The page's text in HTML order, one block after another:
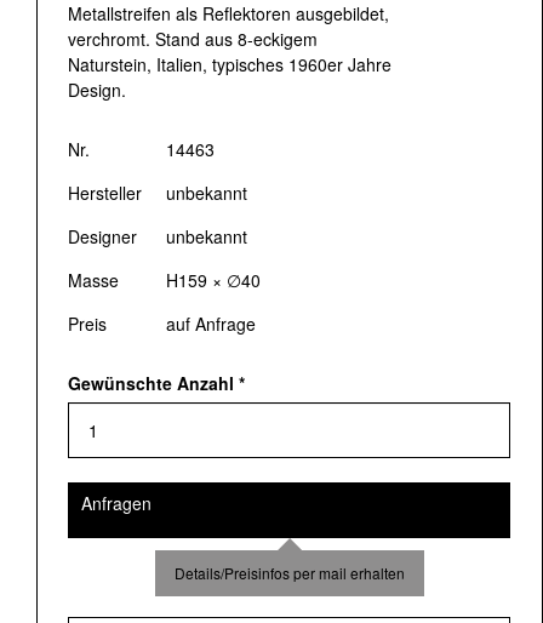
Metallstreifen als Reflektoren ausgebildet,
verchromt. Stand aus 8-eckigem
Naturstein, Italien, typisches 1960er Jahre
Design.
Nr.
14463
Hersteller
unbekannt
Designer
unbekannt
Masse
H159 × ∅40
Preis
auf Anfrage
Gewünschte Anzahl *
Anfragen
Details/Preisinfos per mail erhalten